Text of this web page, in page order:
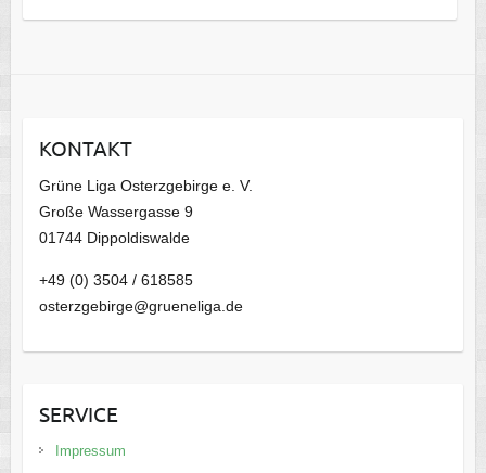
KONTAKT
Grüne Liga Osterzgebirge e. V.
Große Wassergasse 9
01744 Dippoldiswalde
+49 (0) 3504 / 618585
osterzgebirge@grueneliga.de
SERVICE
Impressum